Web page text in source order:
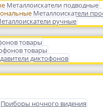
Металлоискатели подводные
Металлоискатели
ручные
товары
товары
диктофонов
Приборы ночного видения